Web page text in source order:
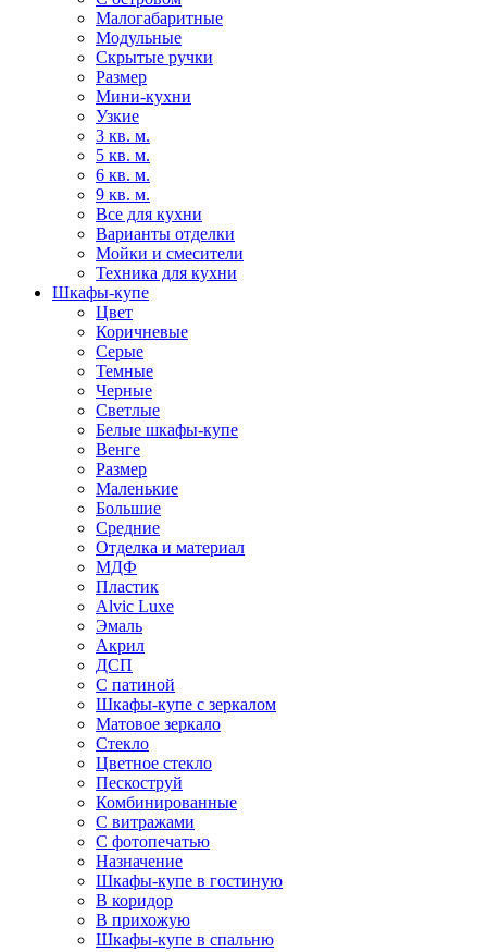
Малогабаритные
Модульные
Скрытые ручки
Размер
Мини-кухни
Узкие
3 кв. м.
5 кв. м.
6 кв. м.
9 кв. м.
Все для кухни
Варианты отделки
Мойки и смесители
Техника для кухни
Шкафы-купе
Цвет
Коричневые
Серые
Темные
Черные
Светлые
Белые шкафы-купе
Венге
Размер
Маленькие
Большие
Средние
Отделка и материал
МДФ
Пластик
Alvic Luxe
Эмаль
Акрил
ДСП
С патиной
Шкафы-купе с зеркалом
Матовое зеркало
Стекло
Цветное стекло
Пескоструй
Комбинированные
С витражами
С фотопечатью
Назначение
Шкафы-купе в гостиную
В коридор
В прихожую
Шкафы-купе в спальню